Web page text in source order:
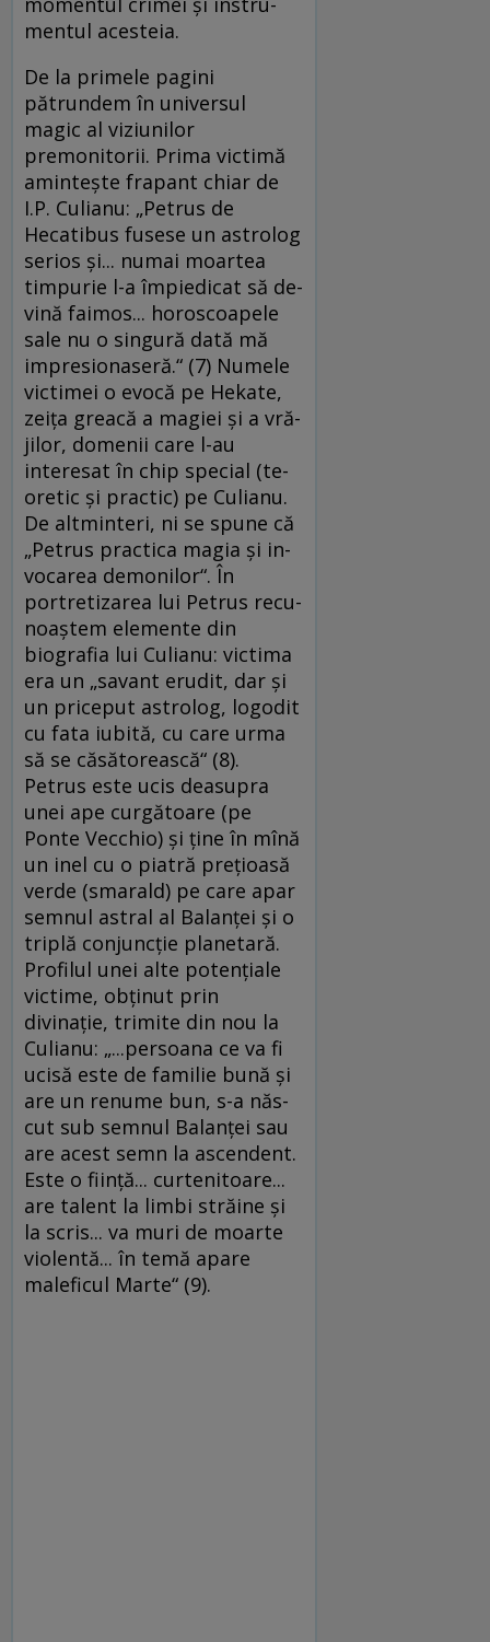
men­tul acesteia.
De la primele pagini
pătrundem în uni­ver­sul
magic al viziunilor
premonitorii. Prima vic­ti­mă
aminteşte frapant chiar de
I.P. Culianu: „Pe­trus de
Hecatibus fusese un astrolog
serios şi... nu­mai moartea
timpurie l-a împiedicat să de­
vină faimos... horoscoapele
sale nu o singură da­tă mă
impresionaseră.“ (7) Numele
victimei o e­vo­că pe Hekate,
zeiţa greacă a magiei şi a vră­
ji­lor, domenii care l-au
interesat în chip special (te­
oretic şi practic) pe Culianu.
De altminteri, ni se spune că
„Petrus practica magia şi in­
vo­ca­rea demonilor“. În
portretizarea lui Petrus re­cu­
noaş­tem elemente din
biografia lui Culianu: vic­tima
era un „savant erudit, dar şi
un priceput as­trolog, logodit
cu fata iubită, cu care urma
să se că­sătorească“ (8).
Petrus este ucis deasupra
unei ape curgătoare (pe
Ponte Vecchio) şi ţine în mî­nă
un inel cu o piatră preţioasă
verde (smarald) pe care apar
semnul astral al Balanţei şi o
triplă con­juncţie planetară.
Profilul unei alte po­ten­ţiale
victime, obţinut prin
divinaţie, trimite din nou la
Culianu: „...persoana ce va fi
ucisă este de familie bună şi
are un renume bun, s-a năs­
cut sub semnul Balanţei sau
are acest semn la as­cendent.
Este o fiinţă... curtenitoare...
are ta­lent la limbi străine şi
la scris... va muri de moar­te
violentă... în temă apare
maleficul Marte“ (9).